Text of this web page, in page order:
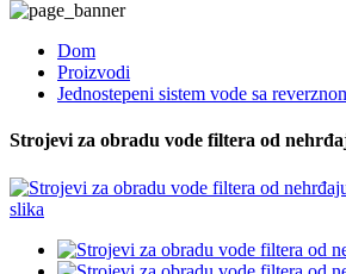
Dom
Proizvodi
Jednostepeni sistem vode sa
Strojevi za obradu vode filtera od